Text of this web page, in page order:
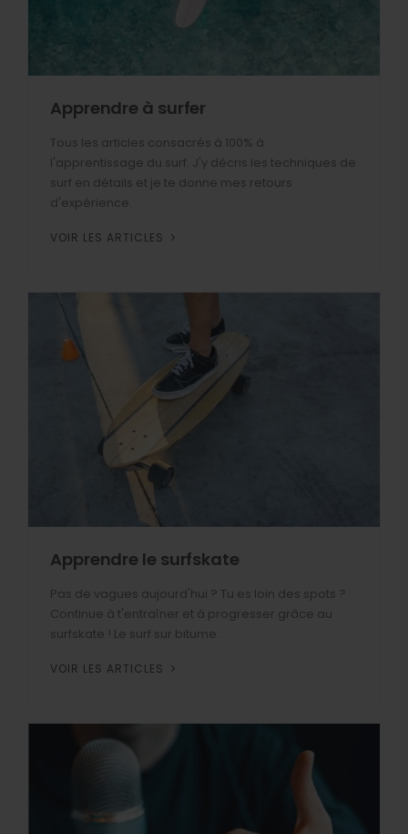
Apprendre à surfer
Tous les articles consacrés à 100% à
l'apprentissage du surf. J'y décris les techniques de
surf en détails et je te donne mes retours
d'expérience.
VOIR LES ARTICLES
Apprendre le surfskate
Pas de vagues aujourd'hui ? Tu es loin des spots ?
Continue à t'entraîner et à progresser grâce au
surfskate ! Le surf sur bitume.
VOIR LES ARTICLES